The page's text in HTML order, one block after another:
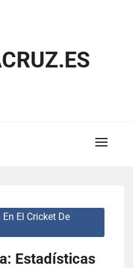
El Cricket De
Estadísticas